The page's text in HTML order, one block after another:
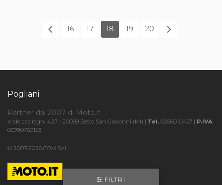
16 17 18 19 20
Pogliani
Partner dal 2007 di Moto.it
Viale casiraghi 427 - 20099 Sesto San Giovanni (MI) | Tel. 0266010457 | P.IVA
00780760153
© 2007-2026 CRM S.r.l.
FILTRI